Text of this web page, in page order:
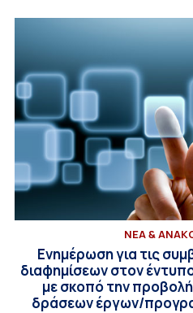
ΝΕΑ &
Ενημέρωση για τις
διαφημίσεων στον
με σκοπό την
δράσεων έργων/